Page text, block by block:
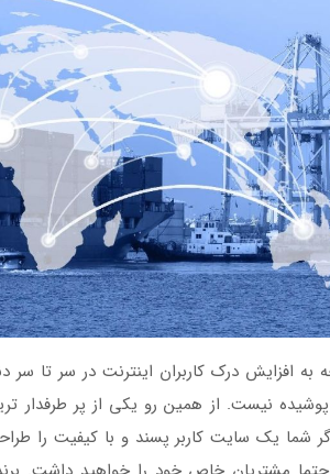
به افزایش درک کاربران اینترنت در سر تا سر
نیست. از همین رو یکی از پر طرفدار
شما یک سایت کاربر پسند و با کیفیت را